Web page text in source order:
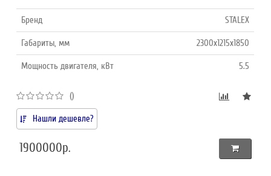
Бренд STALEX
Габариты, мм 2300x1215x1850
Мощность двигателя, кВт 5.5
()
Нашли дешевле?
1900000р.